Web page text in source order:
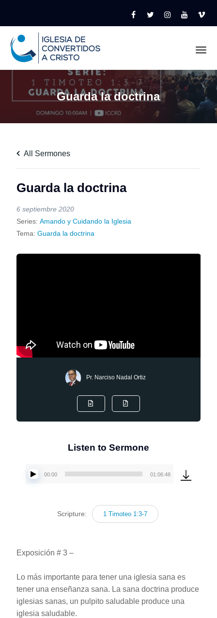
Guarda la doctrina
All Sermones
Guarda la doctrina
6 septiembre 2020
Series: Amando y Cuidando la Iglesia
Tema: Guarda la doctrina
Pr. Narciso Nadal Ortiz
Listen to Sermone
Reproductor
audio
00:00 01:06:48
Scripture: 1 Timoteo 1:3-7
Exposición # 3 –
Lo más importante para tener una iglesia sana es
tener una enseñanza sana. La sana doctrina produce
iglesias sanas, un pulpito saludable produce una
iglesia saludable.